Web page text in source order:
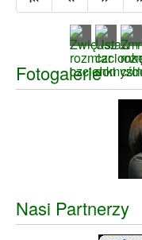
Fotogalerie
Nasi Partnerzy